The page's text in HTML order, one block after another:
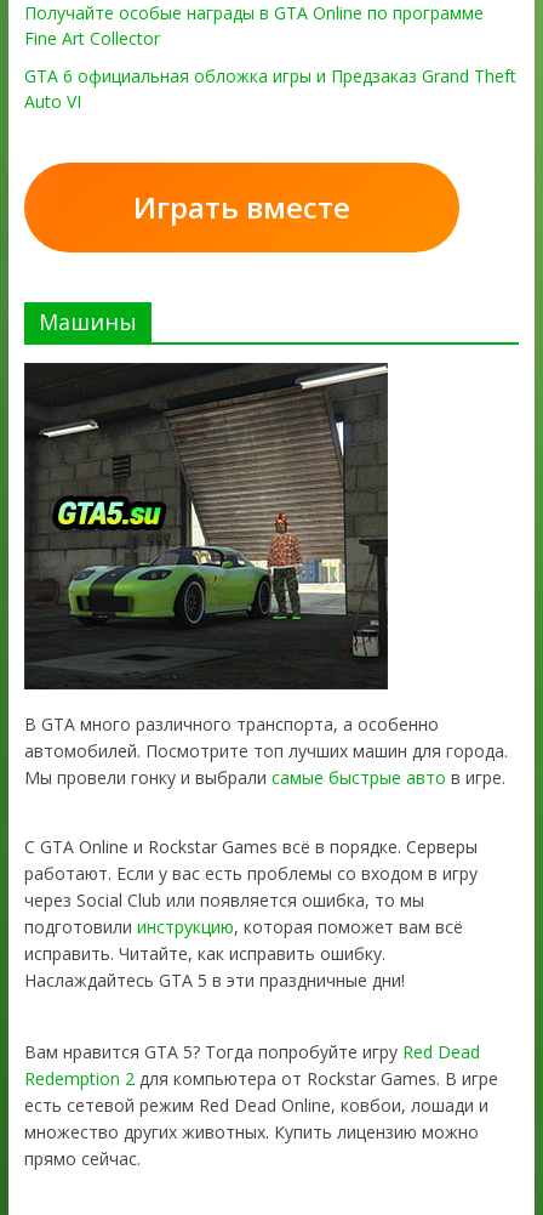
Получайте особые награды в GTA Online по программе
Fine Art Collector
GTA 6 официальная обложка игры и Предзаказ Grand Theft
Auto VI
Играть вместе
Машины
В GTA много различного транспорта, а особенно
автомобилей. Посмотрите топ лучших машин для города.
Мы провели гонку и выбрали самые быстрые авто в игре.
С GTA Online и Rockstar Games всё в порядке. Серверы
работают. Если у вас есть проблемы со входом в игру
через Social Club или появляется ошибка, то мы
подготовили инструкцию, которая поможет вам всё
исправить. Читайте, как исправить ошибку.
Наслаждайтесь GTA 5 в эти праздничные дни!
Вам нравится GTA 5? Тогда попробуйте игру Red Dead
Redemption 2для компьютера от Rockstar Games. В игре
есть сетевой режим Red Dead Online, ковбои, лошади и
множество других животных. Купить лицензию можно
прямо сейчас.